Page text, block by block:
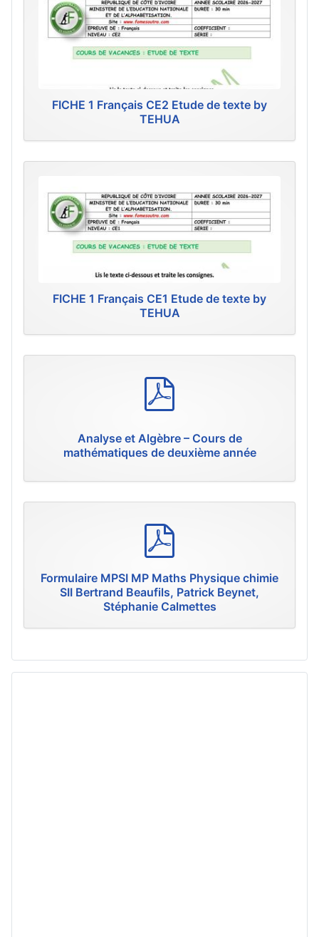
FICHE 1 Français CE2 Etude de texte by
TEHUA
FICHE 1 Français CE1 Etude de texte by
TEHUA
Analyse et Algèbre – Cours de
mathématiques de deuxième année
Formulaire MPSI MP Maths Physique chimie
SII Bertrand Beaufils, Patrick Beynet,
Stéphanie Calmettes